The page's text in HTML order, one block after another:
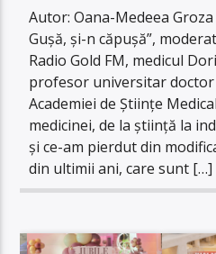
Autor: Oana-Medeea
Gușă, și-n căpușă”,
Radio Gold FM, medicul
profesor universitar
Academiei de Științe
medicinei, de la știință la
și ce-am pierdut din
din ultimii ani, care sunt […]